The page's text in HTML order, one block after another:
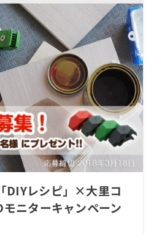
DIYレシピ」×大里コ
ニターキャンペーン